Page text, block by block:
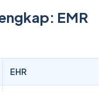
EMR
EHR